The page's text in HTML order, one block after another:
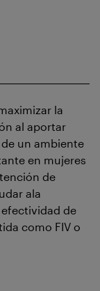
la
al aportar
un ambiente
en mujeres
de
ala
de
como FIV o